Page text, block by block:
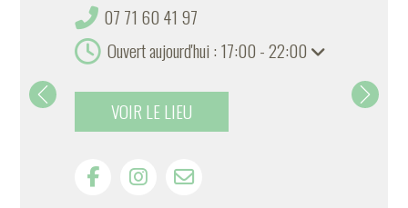
07 71 60 41 97
Ouvert aujourd'hui : 17:00 - 22:00
VOIR LE LIEU